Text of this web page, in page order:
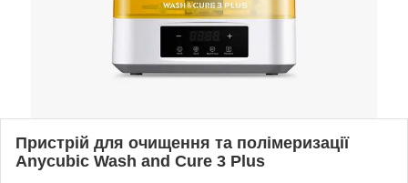
Пристрій для очищення та полімеризації
Anycubic Wash and Cure 3 Plus